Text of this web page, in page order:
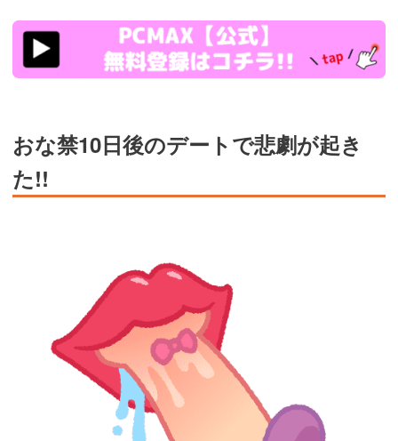
https://pcmax.jp/lp/?
ad_id=rm327007
おな禁10日後のデートで悲劇が起き
た!!